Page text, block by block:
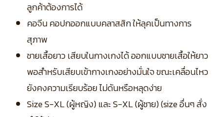
ลูกค้าต้องการได้
คอจีน คอปกออกแบบคลาสสิก ให้ลุคเป็นทางการ
สุภาพ
ชายเสื้อยาว เสียบในกางเกงได้ ออกแบบชายเสื้อให้ยาว
พอสำหรับเสียบเข้ากางเกงอย่างมั่นใจ ขณะเคลื่อนไหว
ยังคงความเรียบร้อย ไม่ดันหรือหลุดง่าย
Size S-XL (ผู้หญิง) และ S-XL (ผู้ชาย) (size อื่นๆ สั่ง